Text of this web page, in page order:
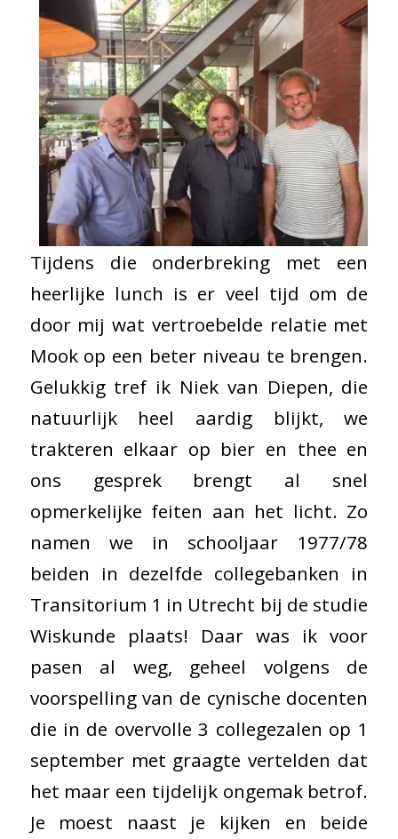
Tijdens die onderbreking met een
heerlijke lunch is er veel tijd om de
door mij wat vertroebelde relatie met
Mook op een beter niveau te brengen.
Gelukkig tref ik Niek van Diepen, die
natuurlijk heel aardig blijkt, we
trakteren elkaar op bier en thee en
ons gesprek brengt al snel
opmerkelijke feiten aan het licht. Zo
namen we in schooljaar 1977/78
beiden in dezelfde collegebanken in
Transitorium 1 in Utrecht bij de studie
Wiskunde plaats! Daar was ik voor
pasen al weg, geheel volgens de
voorspelling van de cynische docenten
die in de overvolle 3 collegezalen op 1
september met graagte vertelden dat
het maar een tijdelijk ongemak betrof.
Je moest naast je kijken en beide